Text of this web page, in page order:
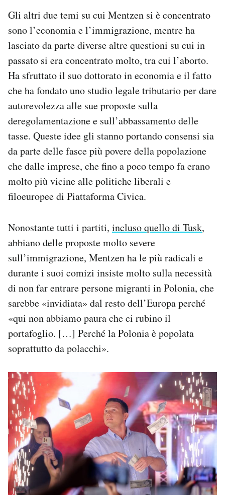
Gli altri due temi su cui Mentzen si è concentrato
sono l’economia e l’immigrazione, mentre ha
lasciato da parte diverse altre questioni su cui in
passato si era concentrato molto, tra cui l’aborto.
Ha sfruttato il suo dottorato in economia e il fatto
che ha fondato uno studio legale tributario per dare
autorevolezza alle sue proposte sulla
deregolamentazione e sull’abbassamento delle
tasse. Queste idee gli stanno portando consensi sia
da parte delle fasce più povere della popolazione
che dalle imprese, che fino a poco tempo fa erano
molto più vicine alle politiche liberali e
filoeuropee di Piattaforma Civica.
Nonostante tutti i partiti, incluso quello di Tusk,
abbiano delle proposte molto severe
sull’immigrazione, Mentzen ha le più radicali e
durante i suoi comizi insiste molto sulla necessità
di non far entrare persone migranti in Polonia, che
sarebbe «invidiata» dal resto dell’Europa perché
«qui non abbiamo paura che ci rubino il
portafoglio. […] Perché la Polonia è popolata
soprattutto da polacchi».